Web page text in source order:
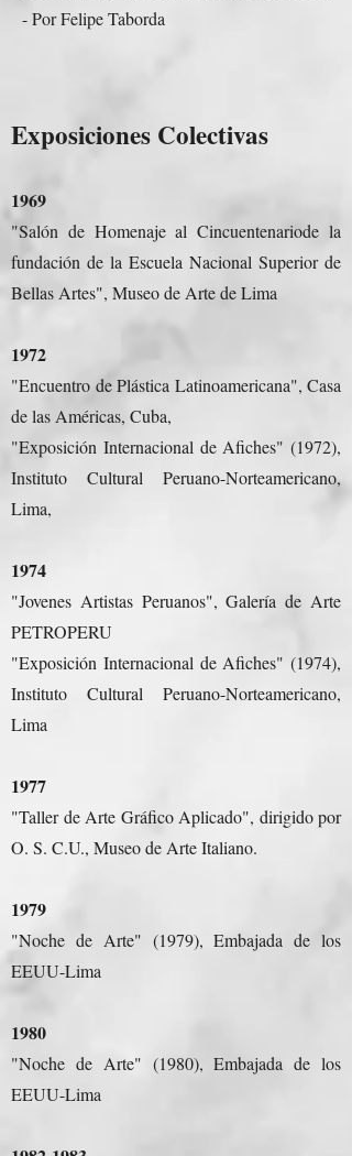
- Por Felipe Taborda
Exposiciones Colectivas
1969
"Salón de Homenaje al Cincuentenariode la
fundación de la Escuela Nacional Superior de
Bellas Artes", Museo de Arte de Lima
1972
"Encuentro de Plástica Latinoamericana", Casa
de las Américas, Cuba,
"Exposición Internacional de Afiches" (1972),
Instituto Cultural Peruano-Norteamericano,
Lima,
1974
"Jovenes Artistas Peruanos", Galería de Arte
PETROPERU
"Exposición Internacional de Afiches" (1974),
Instituto Cultural Peruano-Norteamericano,
Lima
1977
"Taller de Arte Gráfico Aplicado", dirigido por
O. S. C.U., Museo de Arte Italiano.
1979
"Noche de Arte" (1979), Embajada de los
EEUU-Lima
1980
"Noche de Arte" (1980), Embajada de los
EEUU-Lima